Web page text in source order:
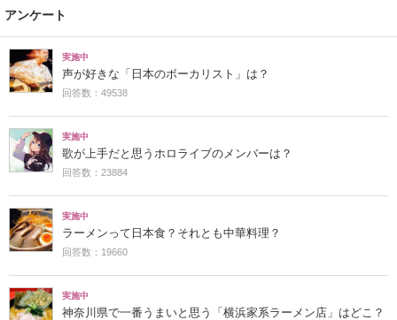
アンケート
実施中
声が好きな「日本のボーカリスト」は？
回答数：49538
実施中
歌が上手だと思うホロライブのメンバーは？
回答数：23884
実施中
ラーメンって日本食？それとも中華料理？
回答数：19660
実施中
神奈川県で一番うまいと思う「横浜家系ラーメン店」はどこ？